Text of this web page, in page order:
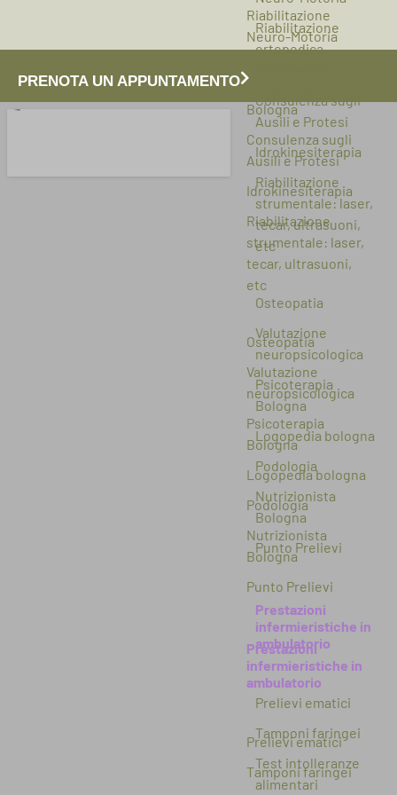
Riabilitazione
ortopedica
Consulenza sugli
Ausili e Protesi
Idrokinesiterapia
Riabilitazione
strumentale: laser,
tecar, ultrasuoni,
etc
Osteopatia
Valutazione
neuropsicologica
Psicoterapia
Bologna
Logopedia bologna
Podologia
Nutrizionista
Bologna
Punto Prelievi
Prestazioni
infermieristiche in
ambulatorio
Prelievi ematici
Tamponi faringei
Test intolleranze
alimentari
Riabilitazione
Neuro-Motoria
ortopedica
Bologna
Consulenza sugli
Ausili e Protesi
Idrokinesiterapia
Riabilitazione
strumentale: laser,
tecar, ultrasuoni,
etc
Osteopatia
Valutazione
neuropsicologica
Psicoterapia
Bologna
Logopedia bologna
Podologia
Nutrizionista
Bologna
Punto Prelievi
Prestazioni
infermieristiche in
ambulatorio
Prelievi ematici
Tamponi faringei
PRENOTA UN APPUNTAMENTO